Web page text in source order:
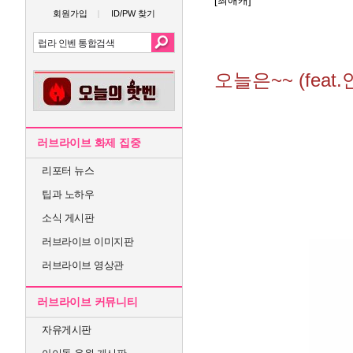
회원가입 ID/PW 찾기
러브라이브 화제 집중
리포터 뉴스
팁과 노하우
소식 게시판
러브라이브 이미지판
러브라이브 영상관
러브라이브 커뮤니티
자유게시판
오늘은~~ (feat.